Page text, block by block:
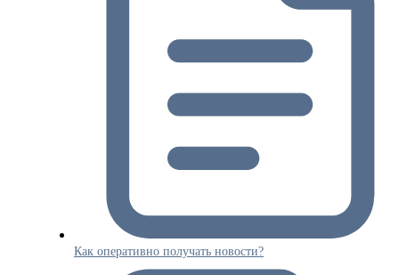
Как оперативно получать новости?